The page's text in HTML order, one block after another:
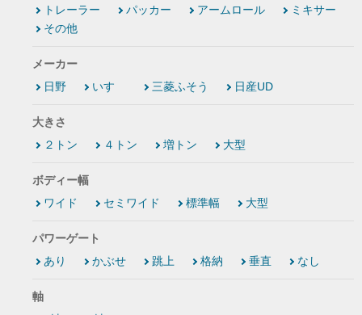
トレーラー
パッカー アームロール
ミキサー
その他
メーカー
日野
いすゞ 三菱ふそう 日産UD
大きさ
２トン
４トン 増トン 大型
ボディー幅
ワイド
セミワイド 標準幅 大型
パワーゲート
あり
かぶせ 跳上 格納 垂直 なし
軸